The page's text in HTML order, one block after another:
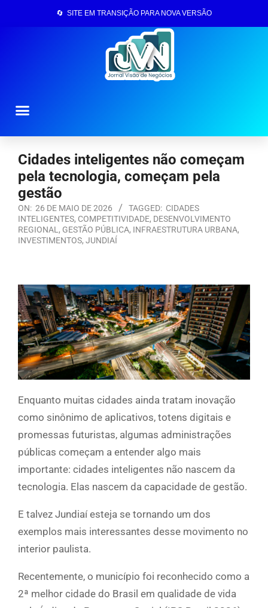
🔄 SITE EM TRANSIÇÃO PARA NOVA VERSÃO
Cidades inteligentes não começam
pela tecnologia, começam pela
gestão
ON: 26 DE MAIO DE 2026 TAGGED: CIDADES
INTELIGENTES, COMPETITIVIDADE, DESENVOLVIMENTO
REGIONAL , GESTÃO PÚBLICA, INFRAESTRUTURA URBANA,
INVESTIMENTOS, JUNDIAÍ
Enquanto muitas cidades ainda tratam inovação
como sinônimo de aplicativos, totens digitais e
promessas futuristas, algumas administrações
públicas começam a entender algo mais
importante: cidades inteligentes não nascem da
tecnologia. Elas nascem da capacidade de gestão.
E talvez Jundiaí esteja se tornando um dos
exemplos mais interessantes desse movimento no
interior paulista.
Recentemente, o município foi reconhecido como a
2ª melhor cidade do Brasil em qualidade de vida